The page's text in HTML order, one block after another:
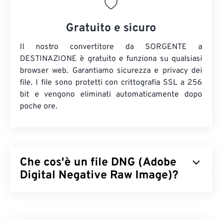
Gratuito e sicuro
Il nostro convertitore da SORGENTE a
DESTINAZIONE è gratuito e funziona su qualsiasi
browser web. Garantiamo sicurezza e privacy dei
file. I file sono protetti con crittografia SSL a 256
bit e vengono eliminati automaticamente dopo
poche ore.
Che cos'è un file DNG (Adobe
Digital Negative Raw Image)?